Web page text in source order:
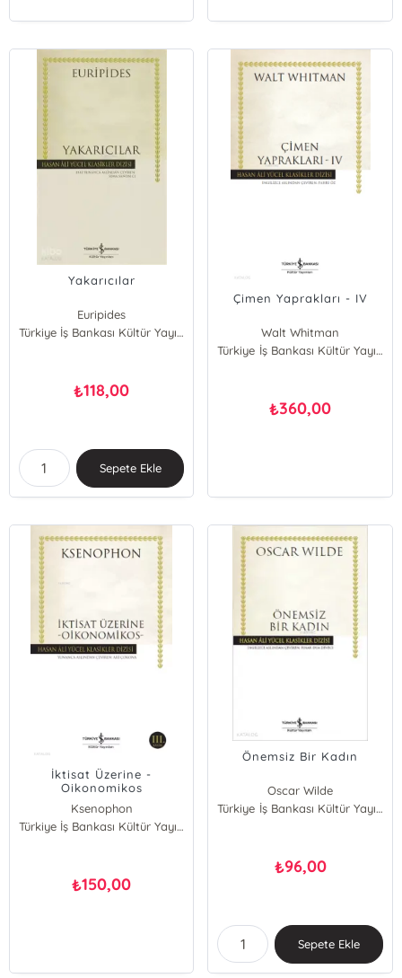
Yakarıcılar
Euripides
Türkiye İş Bankası Kültür Yayınları
₺118,00
Sepete Ekle
Çimen Yaprakları - IV
Walt Whitman
Türkiye İş Bankası Kültür Yayınları
₺360,00
İktisat Üzerine -
Oikonomikos
Ksenophon
Türkiye İş Bankası Kültür Yayınları
₺150,00
Önemsiz Bir Kadın
Oscar Wilde
Türkiye İş Bankası Kültür Yayınları
₺96,00
Sepete Ekle